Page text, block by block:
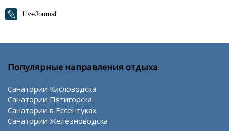
LiveJournal
Популярные направления отдыха
Санатории Кисловодска
Санатории Пятигорска
Санатории в Ессентуках
Санатории Железноводска